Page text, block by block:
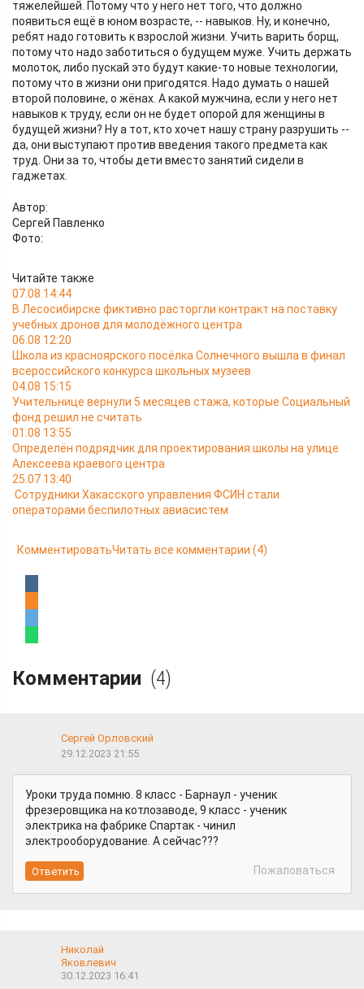
тяжелейшей. Потому что у него нет того, что должно
появиться ещё в юном возрасте, -- навыков. Ну, и конечно,
ребят надо готовить к взрослой жизни. Учить варить борщ,
потому что надо заботиться о будущем муже. Учить держать
молоток, либо пускай это будут какие-то новые технологии,
потому что в жизни они пригодятся. Надо думать о нашей
второй половине, о жёнах. А какой мужчина, если у него нет
навыков к труду, если он не будет опорой для женщины в
будущей жизни? Ну а тот, кто хочет нашу страну разрушить --
да, они выступают против введения такого предмета как
труд. Они за то, чтобы дети вместо занятий сидели в
гаджетах.
Автор:
Сергей Павленко
Фото:
Читайте также
07.08 14:44
В Лесосибирске фиктивно расторгли контракт на поставку
учебных дронов для молодёжного центра
06.08 12:20
Школа из красноярского посёлка Солнечного вышла в финал
всероссийского конкурса школьных музеев
04.08 15:15
Учительнице вернули 5 месяцев стажа, которые Социальный
фонд решил не считать
01.08 13:55
Определён подрядчик для проектирования школы на улице
Алексеева краевого центра
25.07 13:40
Сотрудники Хакасского управления ФСИН стали
операторами беспилотных авиасистем
КомментироватьЧитать все комментарии (4)
Комментарии (4)
Сергей Орловский
29.12.2023 21:55
Уроки труда помню. 8 класс - Барнаул - ученик
фрезеровщика на котлозаводе, 9 класс - ученик
электрика на фабрике Спартак - чинил
электрооборудование. А сейчас???
Пожаловаться
Николай
Яковлевич
30.12.2023 16:41